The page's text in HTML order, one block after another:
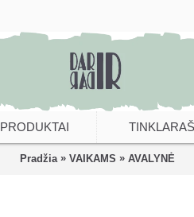
Pradžia» VAIKAMS » AVALYNĖ